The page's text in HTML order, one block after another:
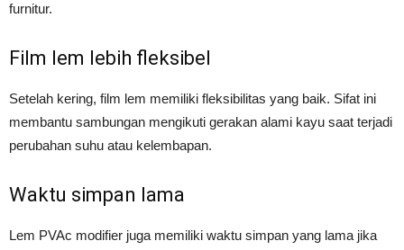
furnitur.
Film lem lebih fleksibel
Setelah kering, film lem memiliki fleksibilitas yang baik. Sifat ini
membantu sambungan mengikuti gerakan alami kayu saat terjadi
perubahan suhu atau kelembapan.
Waktu simpan lama
Lem PVAc modifier juga memiliki waktu simpan yang lama jika